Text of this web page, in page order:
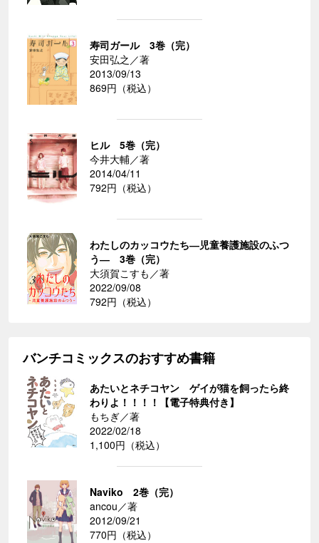
寿司ガール 3巻（完）
安田弘之／著
2013/09/13
869円（税込）
ヒル 5巻（完）
今井大輔／著
2014/04/11
792円（税込）
わたしのカッコウたち―児童養護施設のふつ
う― 3巻（完）
大須賀こすも／著
2022/09/08
792円（税込）
バンチコミックスのおすすめ書籍
あたいとネチコヤン ゲイが猫を飼ったら終
わりよ！！！！【電子特典付き】
もちぎ／著
2022/02/18
1,100円（税込）
Naviko 2巻（完）
ancou／著
2012/09/21
770円（税込）